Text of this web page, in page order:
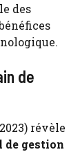
des
de
révèle
de gestion